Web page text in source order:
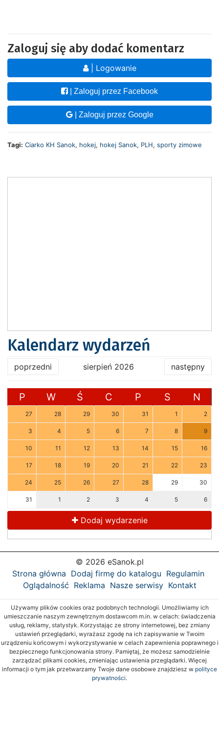
Zaloguj się aby dodać komentarz
| Logowanie
| Zaloguj przez Facebook
| Zaloguj przez Google
Tagi: Ciarko KH Sanok, hokej, hokej Sanok, PLH, sporty zimowe
Kalendarz wydarzeń
poprzedni sierpień 2026 następny
P W Ś C P S N
27 28 29 30 31 1 2
3 4 5 6 7 8 9
10 11 12 13 14 15 16
17 18 19 20 21 22 23
24 25 26 27 28 29 30
31 1 2 3 4 5 6
Dodaj wydarzenie
© 2026 eSanok.pl
Strona główna Dodaj firmę do katalogu Regulamin
Oglądalność Reklama Nasze serwisy Kontakt
Używamy plików cookies oraz podobnych technologii. Umożliwiamy ich
umieszczanie naszym zewnętrznym dostawcom m.in. w celach: świadczenia
usług, reklamy, statystyk. Korzystając ze strony internetowej, bez zmiany
ustawień przeglądarki, wyrażasz zgodę na ich zapisywanie w Twoim
urządzeniu końcowym i wykorzystywanie w celach zapewnienia poprawnego i
bezpiecznego funkcjonowania strony. Pamiętaj, że możesz samodzielnie
zarządzać plikami cookies, zmieniając ustawienia przeglądarki. Więcej
informacji o tym jak przetwarzamy Twoje dane osobowe znajdziesz w polityce
prywatności.